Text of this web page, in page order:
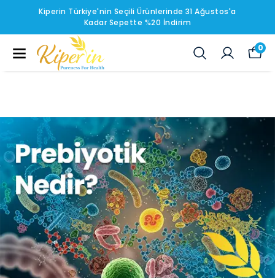
Kiperin Türkiye'nin Seçili Ürünlerinde 31 Ağustos'a
Kadar Sepette %20 İndirim
0